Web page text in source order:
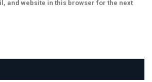
and website in this browser for the next